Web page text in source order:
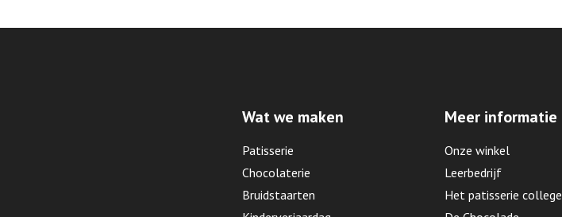
Wat we maken
Patisserie
Chocolaterie
Bruidstaarten
Meer informatie
Onze winkel
Leerbedrijf
Het patisserie college